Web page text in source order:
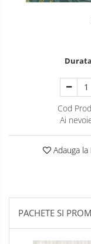
Cod
Ai
Adauga la
PACHETE SI